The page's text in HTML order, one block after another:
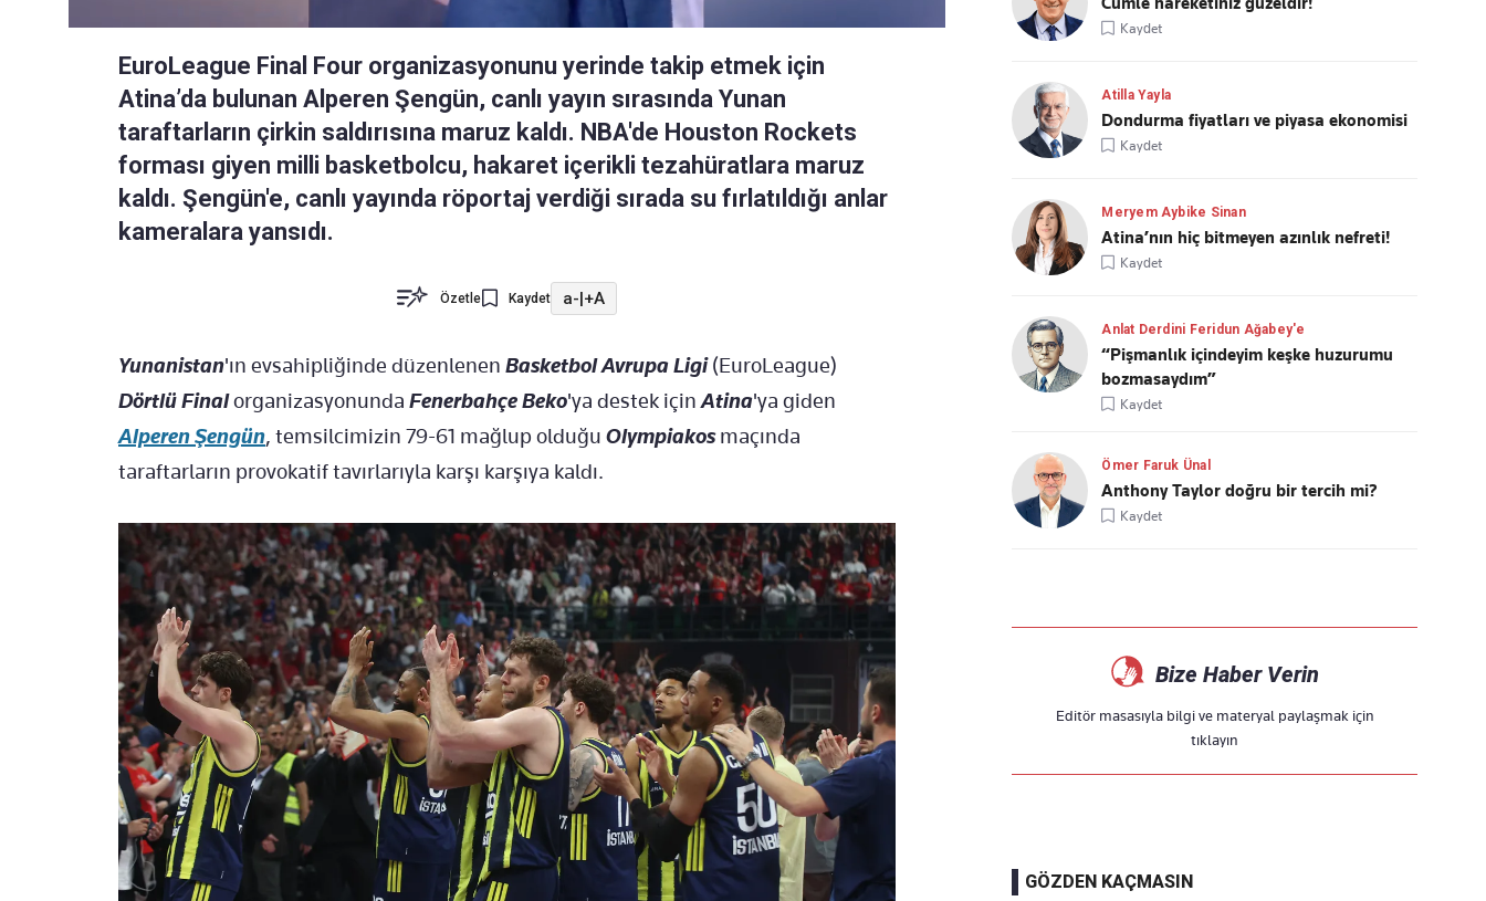
EuroLeague Final Four organizasyonunu yerinde takip etmek için
Atina’da bulunan Alperen Şengün, canlı yayın sırasında Yunan
taraftarların çirkin saldırısına maruz kaldı. NBA'de Houston Rockets
forması giyen milli basketbolcu, hakaret içerikli tezahüratlara maruz
kaldı. Şengün'e, canlı yayında röportaj verdiği sırada su fırlatıldığı anlar
kameralara yansıdı.
Özetle Kaydet a-|+A
Yunanistan'ın evsahipliğinde düzenlenen Basketbol Avrupa Ligi(EuroLeague)
Dörtlü Finalorganizasyonunda Fenerbahçe Beko'ya destek içinAtina'ya giden
Alperen Şengün, temsilcimizin 79-61 mağlup olduğu Olympiakosmaçında
taraftarların provokatif tavırlarıyla karşı karşıya kaldı.
Kaydet
Atilla Yayla
Dondurma fiyatları ve piyasa ekonomisi
Kaydet
Meryem Aybike Sinan
Atina’nın hiç bitmeyen azınlık nefreti!
Kaydet
Anlat Derdini Feridun Ağabey'e
“Pişmanlık içindeyim keşke huzurumu
bozmasaydım”
Kaydet
Ömer Faruk Ünal
Anthony Taylor doğru bir tercih mi?
Kaydet
Bize Haber Verin
Editör masasıyla bilgi ve materyal paylaşmak için
tıklayın
GÖZDEN KAÇMASIN